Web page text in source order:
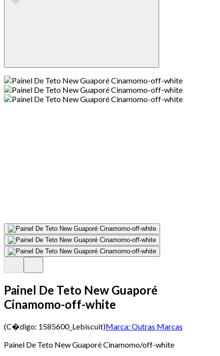
Painel De Teto New Guaporé
Cinamomo-off-white
(C�digo: 1585600_Lebiscuit)Marca: Outras Marcas
Painel De Teto New Guaporé Cinamomo/off-white